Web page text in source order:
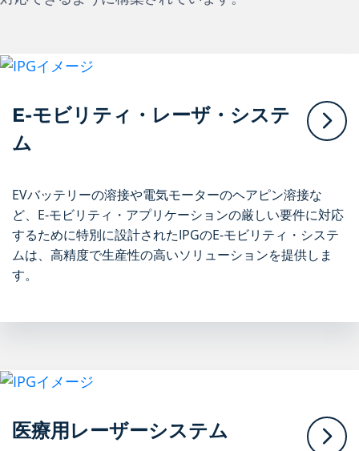
E-モビリティ・レーザ・システ
ム
EVバッテリーの溶接や電気モーターのヘアピン溶接な
ど、E-モビリティ・アプリケーションの厳しい要件に対応
するために特別に設計されたIPGのE-モビリティ・システ
ムは、高精度で生産性の高いソリューションを提供しま
す。
医療用レーザーシステム